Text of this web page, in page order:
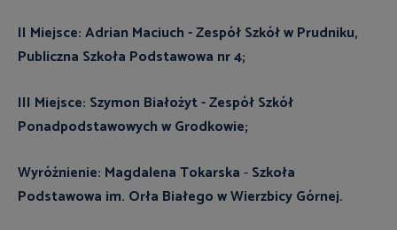
II Miejsce: Adrian Maciuch - Zespół Szkół w Prudniku,
Publiczna Szkoła Podstawowa nr 4;
III Miejsce: Szymon Białożyt - Zespół Szkół
Ponadpodstawowych w Grodkowie;
Wyróżnienie: Magdalena Tokarska-Szkoła
Podstawowa im. Orła Białego w Wierzbicy Górnej.